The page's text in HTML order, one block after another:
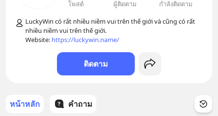
โพสต์ ผู้ติดตาม
กำลังติดตาม
LuckyWin có rất nhiều niềm vui trên thế giới và cũng có rất
nhiều niềm vui trên thế giới.
Website: https://luckywin.name/
ติดตาม
หน้าหลัก คำถาม